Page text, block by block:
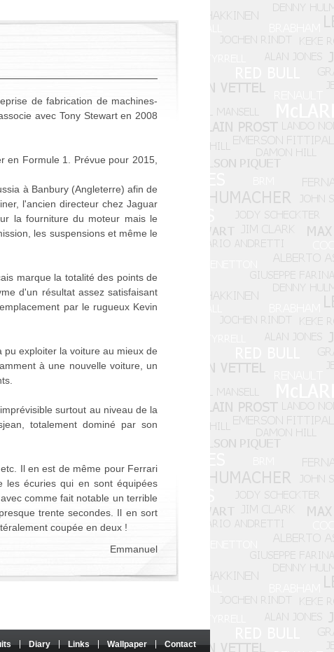
de fabrication de machines-
avec Tony Stewart en 2008
en Formule 1. Prévue pour 2015,
à Banbury (Angleterre) afin de
l'ancien directeur chez Jaguar
la fourniture du moteur mais le
les suspensions et même le
marque la totalité des points de
d'un résultat assez satisfaisant
par le rugueux Kevin
exploiter la voiture au mieux de
à une nouvelle voiture, un
surtout au niveau de la
totalement dominé par son
Il en est de même pour Ferrari
les écuries qui en sont équipées
comme fait notable un terrible
trente secondes. Il en sort
coupée en deux !
Emmanuel
Diary Links Wallpaper Contact